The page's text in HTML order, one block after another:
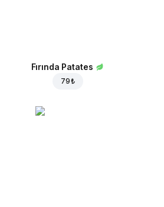
Fırında Patates
79 ₺